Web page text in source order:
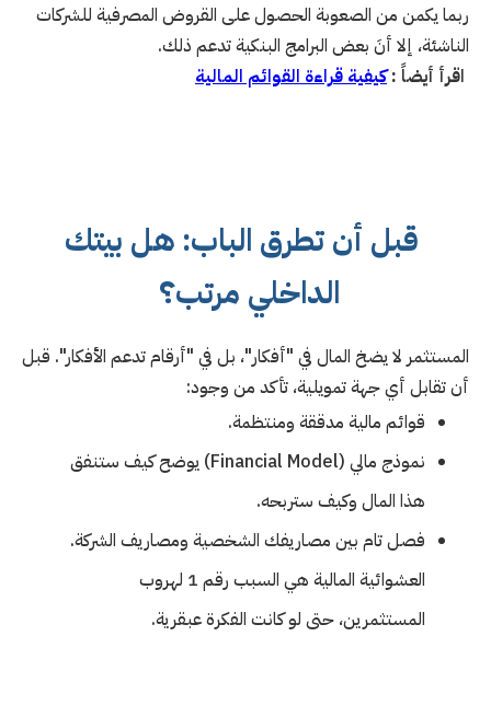
ربما يكمن من الصعوبة الحصول على القروض المصرفية للشركات
الناشئة، إلا أنَ بعض البرامج البنكية تدعم ذلك.
اقرأ أيضاً :كيفية قراءة القوائم المالية
قبل أن تطرق الباب: هل بيتك
الداخلي مرتب؟
المستثمر لا يضخ المال في "أفكار"، بل في "أرقام تدعم الأفكار". قبل
أن تقابل أي جهة تمويلية، تأكد من وجود:
قوائم مالية مدققة ومنتظمة.
نموذج مالي (Financial Model) يوضح كيف ستنفق
هذا المال وكيف ستربحه.
فصل تام بين مصاريفك الشخصية ومصاريف الشركة.
العشوائية المالية هي السبب رقم 1 لهروب
المستثمرين، حتى لو كانت الفكرة عبقرية.